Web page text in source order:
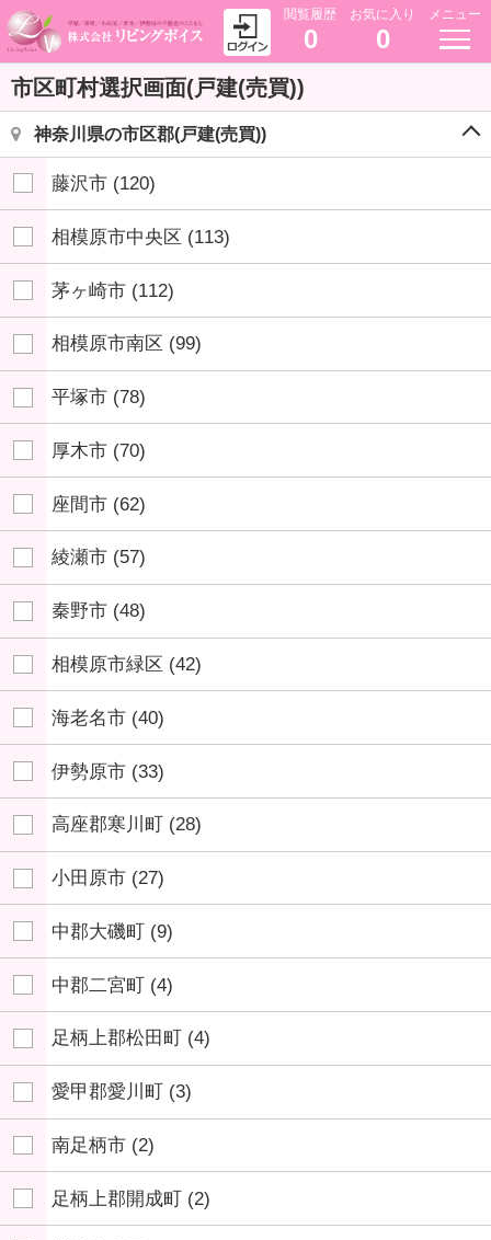
閲覧履歴
0
お気に入り
0
メニュー
市区町村選択画面(戸建(売買))
神奈川県の市区郡(戸建(売買))
藤沢市 (120)
相模原市中央区 (113)
茅ヶ崎市 (112)
相模原市南区 (99)
平塚市 (78)
厚木市 (70)
座間市 (62)
綾瀬市 (57)
秦野市 (48)
相模原市緑区 (42)
海老名市 (40)
伊勢原市 (33)
高座郡寒川町 (28)
小田原市 (27)
中郡大磯町 (9)
中郡二宮町 (4)
足柄上郡松田町 (4)
愛甲郡愛川町 (3)
南足柄市 (2)
足柄上郡開成町 (2)